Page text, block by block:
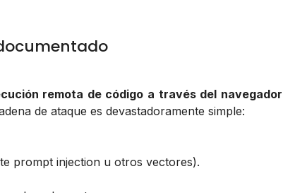
remota de código a través del navegador
de ataque es devastadoramente simple:
prompt injection u otros vectores).